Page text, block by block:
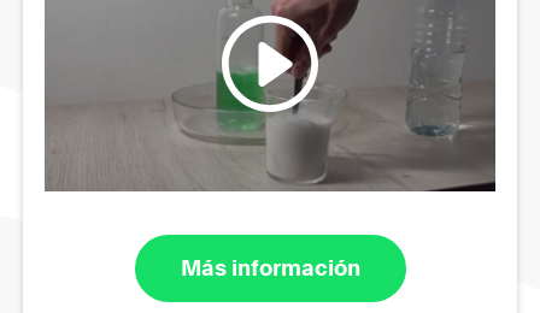
Más información